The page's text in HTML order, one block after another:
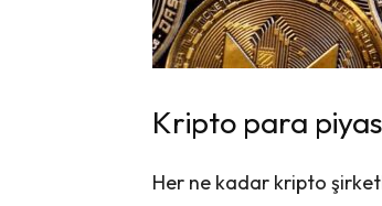
Kripto para
Her ne kadar kripto